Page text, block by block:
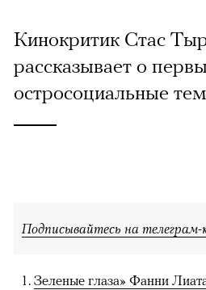
Кинокритик Стас
рассказывает о
остросоциальные
Подписывайтесь на
Зеленые глаза» Фанни